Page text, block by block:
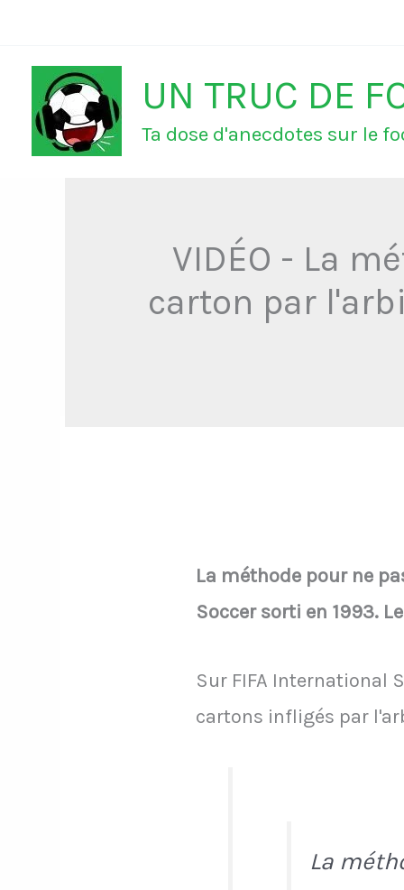
contenu
UN TRUC DE
Ta dose d'anecdotes sur le
VIDÉO - La
carton par
La méthode pour ne
Soccer sorti en 1993.
Sur FIFA International
cartons infligés par
La